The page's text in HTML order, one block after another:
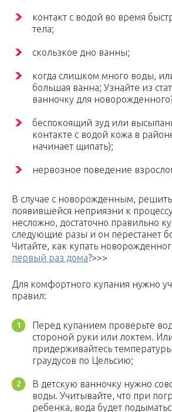
контакт с водой во время
тела;
скользкое дно ванны;
когда слишком много воды,
большая ванна; Узнайте из
ванночку для
беспокоящий зуд или
контакте с водой кожа в
начинает щипать);
нервозное поведение
В случае с новорожденным,
появившейся неприязни к
несложно, достаточно правильно
следующие разы и он перестанет
Читайте, как купать
первый раз дома?>>>
Для комфортного купания нужно
правил:
Перед купанием проверьте
стороной руки или локтем.
придерживайтесь
граудусов по Цельсию;
В детскую ванночку нужно
воды. Учитывайте, что при
ребенка, вода будет